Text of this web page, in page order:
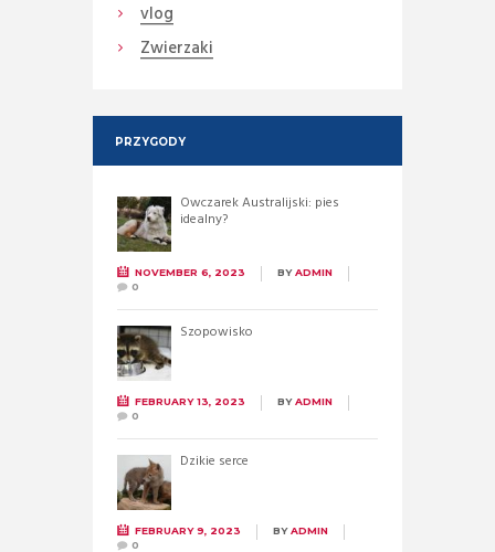
vlog
Zwierzaki
PRZYGODY
Owczarek Australijski: pies
idealny?
NOVEMBER 6, 2023 BYADMIN
0
Szopowisko
FEBRUARY 13, 2023 BYADMIN
0
Dzikie serce
FEBRUARY 9, 2023 BYADMIN
0